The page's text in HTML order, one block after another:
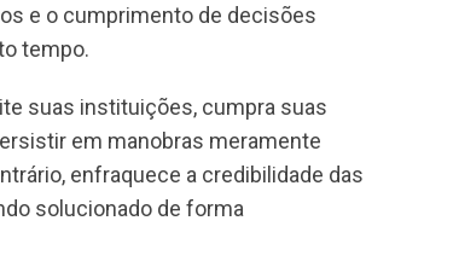
e o cumprimento de decisões
tempo.
suas instituições, cumpra suas
em manobras meramente
enfraquece a credibilidade das
solucionado de forma